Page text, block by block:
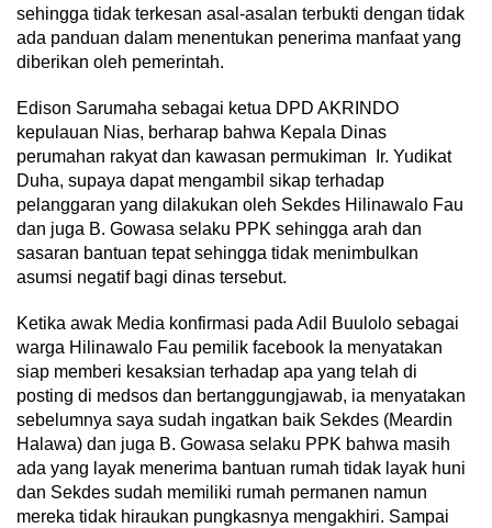
sehingga tidak terkesan asal-asalan terbukti dengan tidak
ada panduan dalam menentukan penerima manfaat yang
diberikan oleh pemerintah.
Edison Sarumaha sebagai ketua DPD AKRINDO
kepulauan Nias, berharap bahwa Kepala Dinas
perumahan rakyat dan kawasan permukiman Ir. Yudikat
Duha, supaya dapat mengambil sikap terhadap
pelanggaran yang dilakukan oleh Sekdes Hilinawalo Fau
dan juga B. Gowasa selaku PPK sehingga arah dan
sasaran bantuan tepat sehingga tidak menimbulkan
asumsi negatif bagi dinas tersebut.
Ketika awak Media konfirmasi pada Adil Buulolo sebagai
warga Hilinawalo Fau pemilik facebook Ia menyatakan
siap memberi kesaksian terhadap apa yang telah di
posting di medsos dan bertanggungjawab, ia menyatakan
sebelumnya saya sudah ingatkan baik Sekdes (Meardin
Halawa) dan juga B. Gowasa selaku PPK bahwa masih
ada yang layak menerima bantuan rumah tidak layak huni
dan Sekdes sudah memiliki rumah permanen namun
mereka tidak hiraukan pungkasnya mengakhiri. Sampai